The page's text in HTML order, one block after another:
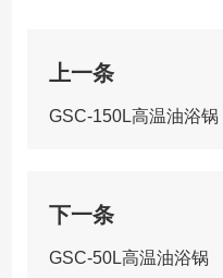
上一条
GSC-150L高温油浴锅
下一条
GSC-50L高温油浴锅